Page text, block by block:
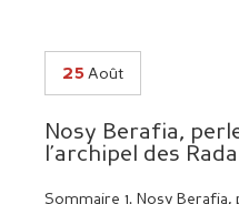
25 Août
Nosy Berafia,
l’archipel des
Sommaire 1. Nosy Berafia,